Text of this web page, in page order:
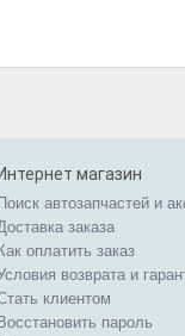
Интернет магазин
Поиск автозапчастей и
заказа
Как оплатить заказ
возврата и
клиентом
Восстановить пароль